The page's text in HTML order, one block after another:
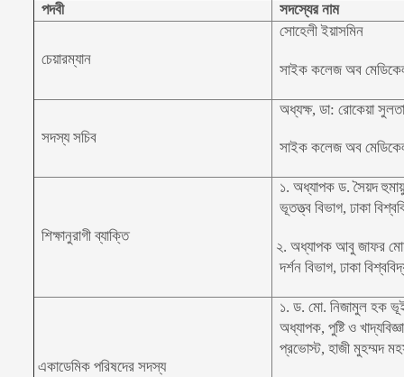
পদবী সদস্যের নাম
চেয়ারম্যান
সোহেলী ইয়াসমিন
সাইক কলেজ অব
সদস্য সচিব
অধ্যক্ষ, ডা: রোকেয়া
সাইক কলেজ অব
শিক্ষানুরাগী ব্যাক্তি
১. অধ্যাপক ড. সৈয়দ
ভূতত্ত্ব বিভাগ, ঢাকা
২. অধ্যাপক আবু জাফর
দর্শন বিভাগ, ঢাকা
একাডেমিক পরিষদের সদস্য
১. ড. মো. নিজামুল হক
অধ্যাপক, পুষ্টি ও
প্রভোস্ট, হাজী মুহম্মদ